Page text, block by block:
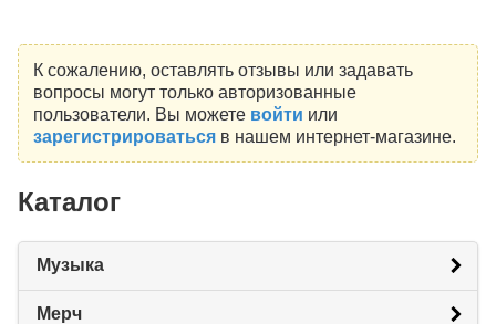
К сожалению, оставлять отзывы или задавать
вопросы могут только авторизованные
пользователи. Вы можете войти или
зарегистрироватьсяв нашем интернет-магазине.
Каталог
Музыка
Мерч